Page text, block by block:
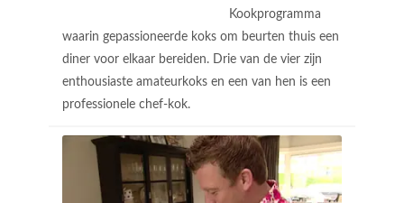
Kookprogramma
waarin gepassioneerde koks om beurten thuis een
diner voor elkaar bereiden. Drie van de vier zijn
enthousiaste amateurkoks en een van hen is een
professionele chef-kok.